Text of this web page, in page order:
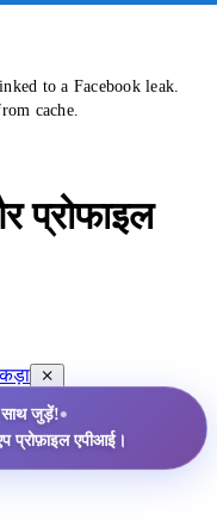
to a Facebook leak.
cache.
प्रोफाइल
साथ जुड़ें!•
प्रोफ़ाइल एपीआई।